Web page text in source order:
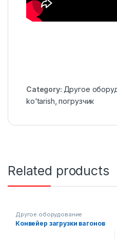
Category: Другое
ko'tarish ,погрузчик
Related products
Другое оборудование
Конвейер загрузки вагонов